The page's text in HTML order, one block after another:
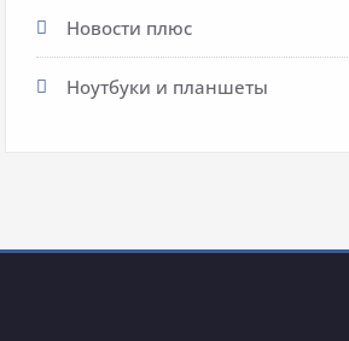
Новости плюс
Ноутбуки и планшеты